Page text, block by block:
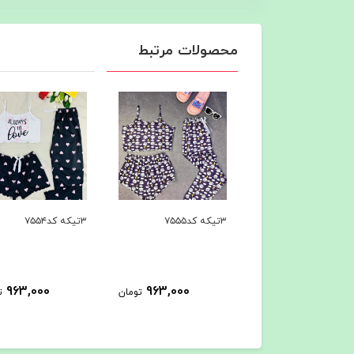
محصولات مرتبط
۳تیکه کد۷۵۵۴
963,000 تومان
۳تیکه کد۷۵۵۳
963,000